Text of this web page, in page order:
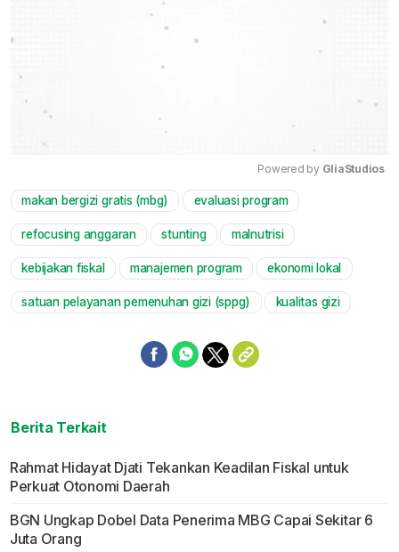
Powered by GliaStudios
makan bergizi gratis (mbg) evaluasi program
refocusing anggaran stunting malnutrisi
kebijakan fiskal manajemen program ekonomi lokal
satuan pelayanan pemenuhan gizi (sppg) kualitas gizi
Berita Terkait
Rahmat Hidayat Djati Tekankan Keadilan Fiskal untuk
Perkuat Otonomi Daerah
BGN Ungkap Dobel Data Penerima MBG Capai Sekitar 6
Juta Orang